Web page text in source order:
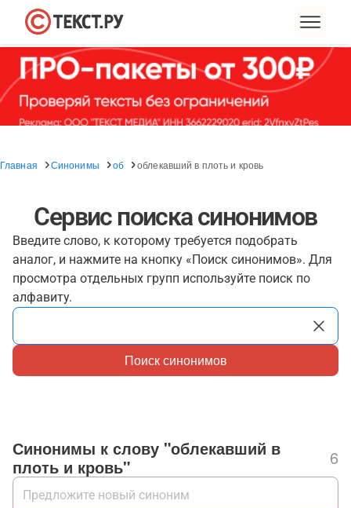
Главная Синонимы об облекавший в плоть и кровь
Сервис поиска синонимов
Введите слово, к которому требуется подобрать
аналог, и нажмите на кнопку «Поиск синонимов». Для
просмотра отдельных групп используйте поиск по
алфавиту.
Поиск синонимов
Синонимы к слову "облекавший в
плоть и кровь"
6